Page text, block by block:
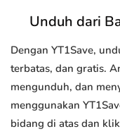
Unduh dari
Dengan YT1Save,
terbatas, dan gratis.
mengunduh, dan
menggunakan
bidang di atas dan